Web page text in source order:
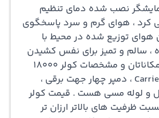
حذف ذرات آلاینده موجود در هوا را
به بهبود کیفیت هوای داخلی کمک
دلیل آلرژی یا حساسیت به آلودگی‌ها
در کل، کولر گازی کریر ایکس اکو
18000 اینورتر 42QHA018VSL T3 پنل دیواری سرد و گرم تک
نصب شده دمای تنظیم
کرد ، هوای گرم و سرد پاسخگوی
هوای توزیع شده در محیط با
، سالم و تمیز برای نفس کشیدن
خواهد بود . از سری امکاناتان و مشخصات کولر 18000
کریر Carrier 42QHA018VSL ، دمپر چهار جهت برقی ،
و لوله مسی هست . قیمت کولر
به نسبت ظرفیت های بالاتر ارزان تر